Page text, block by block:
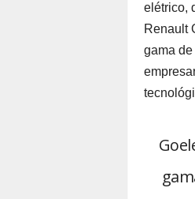
elétrico,
Renault
gama